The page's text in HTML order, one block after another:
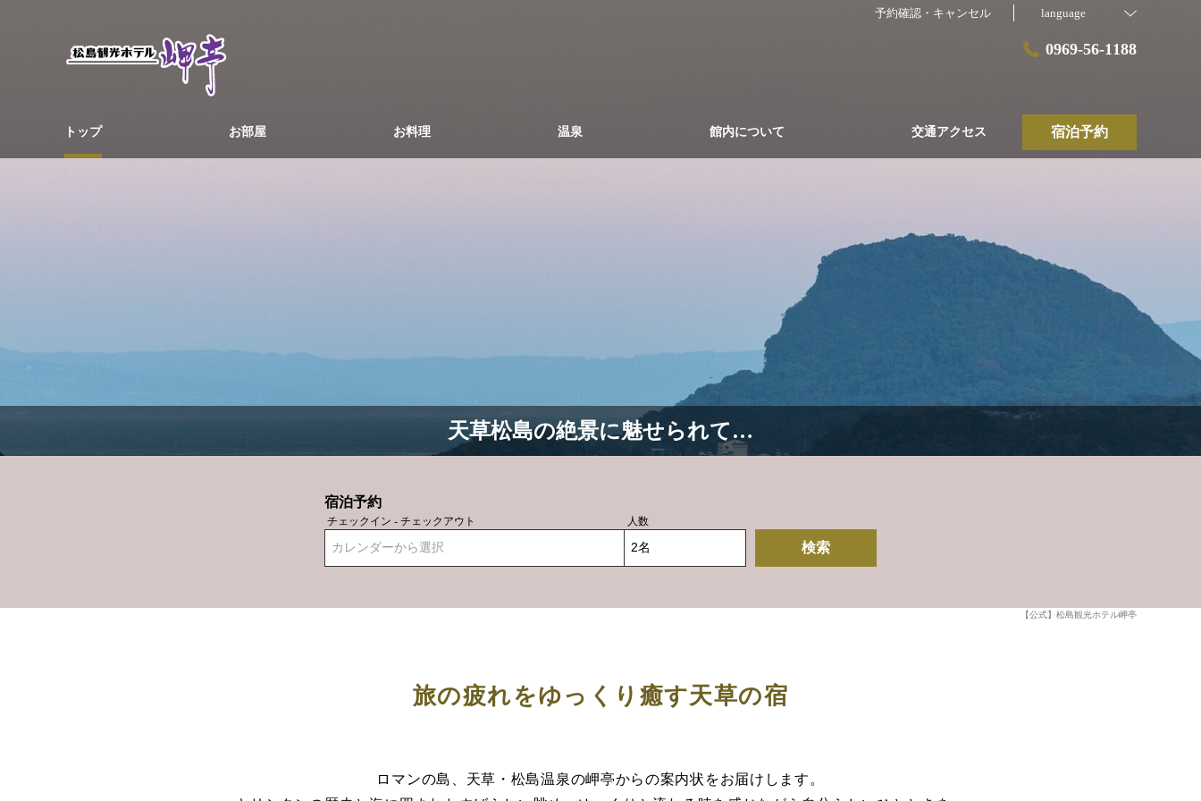
予約確認・キャンセル language
0969-56-1188
トップ お部屋 お料理 温泉 館内について 交通アクセス 宿泊予約
天草松島の絶景に魅せられて…
宿泊予約
チェックイン - チェックアウト
カレンダーから選択
人数
検索
【公式】松島観光ホテル岬亭
旅の疲れをゆっくり癒す天草の宿
ロマンの島、天草・松島温泉の岬亭からの案内状をお届けします。